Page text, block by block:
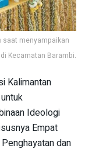
saat menyampaikan
Kecamatan Barambi.
Kalimantan
Ideologi
Empat
dan